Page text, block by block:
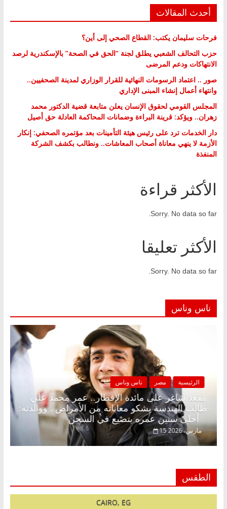
أحدث المقالات
فرحات سليمان يكتب: القطاع الصحي إلى أين؟
حزب التحالف الشعبي يطلق لجنة “الحق في الصحة” بالإسكندرية لرصد
الانتهاكات ودعم المرضى
صور .. اعتماد الرسومات النهائية للقرار الوزاري لمدينة الصحفيين..
وانتهاء أعمال إنشاء المبنى الإداري
المجلس القومي لحقوق الإنسان يعلن متابعة قضية الدكتور محمد
زهران.. ويؤكد: قرينة البراءة وضمانات المحاكمة العادلة حق أصيل
دار الخدمات ترد على رئيس هيئة التأمينات بعد مؤتمره الصحفي: إنكار
الأزمة لا ينهي معاناة أصحاب المعاشات.. ونطالب بكشف الشركة
المنفذة
الأكثر قراءة
Sorry. No data so far.
الأكثر تعليقا
Sorry. No data so far.
ناس وناس
الرئيسية مصر ناس وناس
مقعد شاغر على مائدة الإفطار.. عمر محمد علي
طالب الهندسة يشكو معاناته من الأمراض..
أحلى سنين عمره بتضيع في السجن
15 مارس، 2026
د.
الطقس
CAIRO, EG